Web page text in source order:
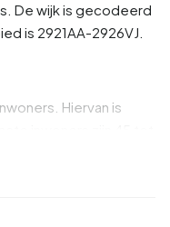
De wijk is gecodeerd
is 2921AA-2926VJ.
Hiervan is
zijn 24,6% voor '65